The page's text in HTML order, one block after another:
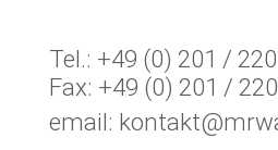
Tel.: +49 (0) 201 /
Fax: +49 (0) 201 /
email: